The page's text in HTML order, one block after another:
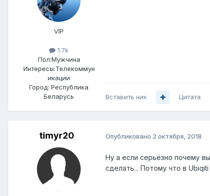
VIP
1.7k
Пол:Мужчина
Интересы:Телекоммун
икации
Город: Республика
Беларусь
Вставить ник Цитата
timyr20 Опубликовано 2 октября, 2018
Ну а если серьёзно почему
сделать... Потому что в